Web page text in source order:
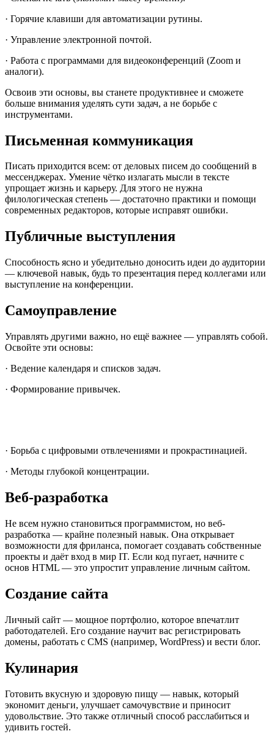
· Горячие клавиши для автоматизации рутины.
· Управление электронной почтой.
· Работа с программами для видеоконференций (Zoom и
аналоги).
Освоив эти основы, вы станете продуктивнее и сможете
больше внимания уделять сути задач, а не борьбе с
инструментами.
Письменная коммуникация
Писать приходится всем: от деловых писем до сообщений в
мессенджерах. Умение чётко излагать мысли в тексте
упрощает жизнь и карьеру. Для этого не нужна
филологическая степень — достаточно практики и помощи
современных редакторов, которые исправят ошибки.
Публичные выступления
Способность ясно и убедительно доносить идеи до аудитории
— ключевой навык, будь то презентация перед коллегами или
выступление на конференции.
Самоуправление
Управлять другими важно, но ещё важнее — управлять собой.
Освойте эти основы:
· Ведение календаря и списков задач.
· Формирование привычек.
· Борьба с цифровыми отвлечениями и прокрастинацией.
· Методы глубокой концентрации.
Веб-разработка
Не всем нужно становиться программистом, но веб-
разработка — крайне полезный навык. Она открывает
возможности для фриланса, помогает создавать собственные
проекты и даёт вход в мир IT. Если код пугает, начните с
основ HTML — это упростит управление личным сайтом.
Создание сайта
Личный сайт — мощное портфолио, которое впечатлит
работодателей. Его создание научит вас регистрировать
домены, работать с CMS (например, WordPress) и вести блог.
Кулинария
Готовить вкусную и здоровую пищу — навык, который
экономит деньги, улучшает самочувствие и приносит
удовольствие. Это также отличный способ расслабиться и
удивить гостей.